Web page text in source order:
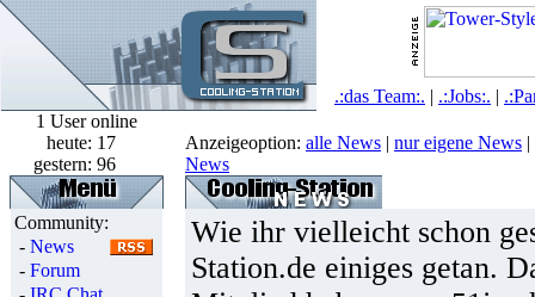
.:das Team:. | .:Jobs:. |
1 User online
heute: 17
gestern: 96
Community:
- News
- Forum
Anzeigeoption: alle News | nur eigene News |
News
Wie ihr vielleicht schon
Station.de einiges getan.